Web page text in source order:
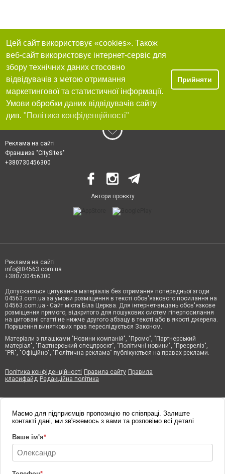
Цей сайт використовує «cookies». Також
веб-сайт використовує інтернет-сервіс для
збору технічних даних стосовно
відвідувачів з метою отримання
маркетингової та статистичної інформації.
Умови обробки даних відвідувачів сайту
див. "Політика конфіденційності"
Прийняти
Реклама на сайті
Франшиза "CitySites"
+380730456300
Автори проєкту
Реклама на сайті
info@04563.com.ua
+380730456300
Допускається цитування матеріалів без отримання попередньої згоди
04563.com.ua за умови розміщення в тексті обов'язкового посилання на
04563.com.ua - Сайт міста Біла Церква. Для інтернет-видань обов'язкове
розміщення прямого, відкритого для пошукових систем гіперпосилання
на цитовані статті не нижче другого абзацу в тексті або в якості джерела.
Порушення виняткових прав переслідується Законом.
Матеріали з плашками "Новини компаній", "Промо", "Партнерський
матеріал", "Партнерський спецпроєкт", "Політичні новини", "Пресреліз",
"PR", "Офіційно", "Політична реклама" публікуються на правах реклами.
Політика конфіденційності Правила сайту Правила
класифайд Редакційна політика
Маємо для підприємців пропозицію по співпраці. Залиште
контакті дані, ми зв'яжемось з вами та розповімо всі деталі
Ваше ім'я*